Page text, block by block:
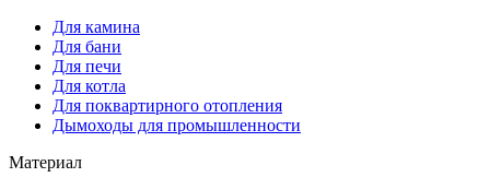
Для камина
Для бани
Для печи
Для котла
Для поквартирного отопления
Дымоходы для промышленности
Материал